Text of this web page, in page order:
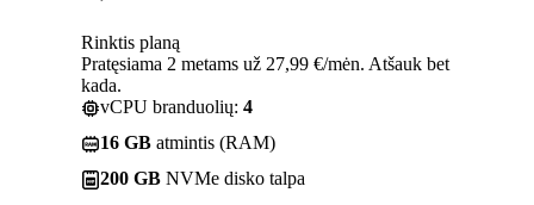
Rinktis planą
Pratęsiama 2 metams už 27,99 €/mėn. Atšauk bet
kada.
vCPU branduolių: 4
16 GB atmintis (RAM)
200 GB NVMe disko talpa